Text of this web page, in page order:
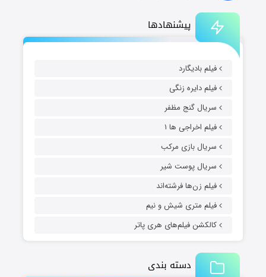
پیشنهادها
فیلم بادیگارد
فیلم دایره زنگی
سریال گنج مظفر
فیلم اخراجی ها ۱
سریال بازی مرکب
سریال پوست شیر
فیلم زن‌ها فرشته‌اند
فیلم متری شیش و نیم
کالکشن فیلم‌های هری پاتر
دسته بندی